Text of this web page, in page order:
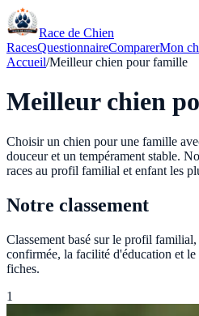
Race de Chien
RacesQuestionnaireComparerMon
Accueil/Meilleur chien pour famille
Meilleur chien
Choisir un chien pour une famille
douceur et un tempérament stable.
races au profil familial et enfant les
Notre classement
Classement basé sur le profil
confirmée, la facilité d'éducation et le
fiches.
1